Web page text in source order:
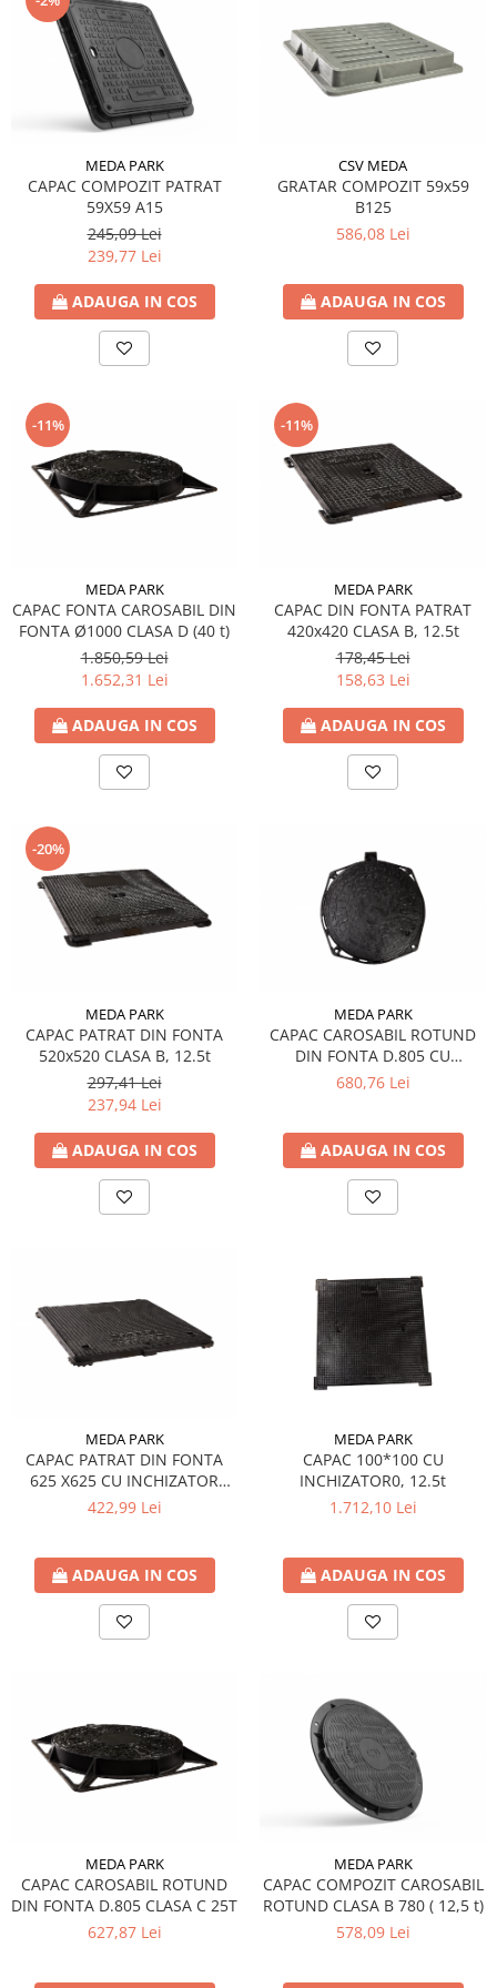
Fitinguri PPR
Distribuitor pexal FI-FE cu robinet
Sisteme de canalizare si ape
Sistem canalizare exterioara
Sistem canalizare interioara
DEDURIZARE
Statii de dedurizare
Accesorii statii dedurizare
Fitinguri din alama
MEDA PARK
CAPAC COMPOZIT PATRAT
59X59 A15
245,09 Lei
239,77 Lei
ADAUGA IN COS
CSV MEDA
GRATAR COMPOZIT 59x59
B125
586,08 Lei
ADAUGA IN COS
-11%
MEDA PARK
CAPAC FONTA CAROSABIL DIN
FONTA Ø1000 CLASA D (40 t)
1.850,59 Lei
1.652,31 Lei
ADAUGA IN COS
-11%
MEDA PARK
CAPAC DIN FONTA PATRAT
420x420 CLASA B, 12.5t
178,45 Lei
158,63 Lei
ADAUGA IN COS
-20%
MEDA PARK
CAPAC PATRAT DIN FONTA
520x520 CLASA B, 12.5t
297,41 Lei
237,94 Lei
ADAUGA IN COS
MEDA PARK
CAPAC CAROSABIL ROTUND
DIN FONTA D.805 CU
INCHIZATOR CLASA D.40T
680,76 Lei
ADAUGA IN COS
MEDA PARK
CAPAC PATRAT DIN FONTA
625 X625 CU INCHIZATOR
CLASA B 12.5T
422,99 Lei
ADAUGA IN COS
MEDA PARK
CAPAC 100*100 CU
INCHIZATOR0, 12.5t
1.712,10 Lei
ADAUGA IN COS
MEDA PARK
CAPAC CAROSABIL ROTUND
DIN FONTA D.805 CLASA C 25T
627,87 Lei
MEDA PARK
CAPAC COMPOZIT CAROSABIL
ROTUND CLASA B 780 ( 12,5 t)
578,09 Lei